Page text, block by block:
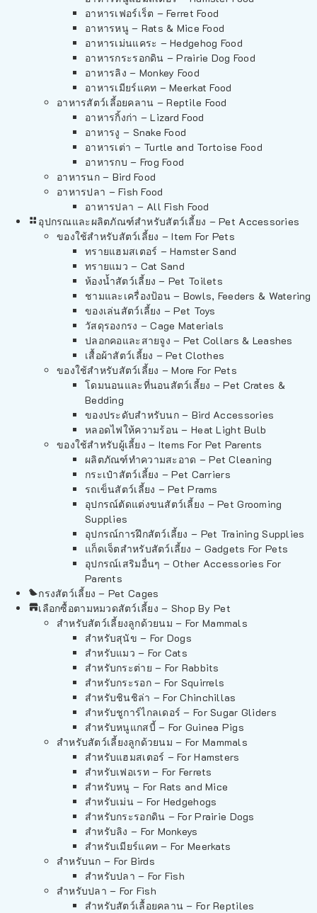
อาหารเฟอร์เร็ต – Ferret Food
อาหารหนู – Rats & Mice Food
อาหารเม่นแคระ – Hedgehog Food
อาหารกระรอกดิน – Prairie Dog Food
อาหารลิง – Monkey Food
อาหารเมียร์แคท – Meerkat Food
อาหารสัตว์เลี้อยคลาน – Reptile Food
อาหารกิ้งก่า – Lizard Food
อาหารงู – Snake Food
อาหารเต่า – Turtle and Tortoise Food
อาหารกบ – Frog Food
อาหารนก – Bird Food
อาหารปลา – Fish Food
อาหารปลา – All Fish Food
อุปกรณและผลิตภัณฑ์สำหรับสัตว์เลี้ยง – Pet Accessories
ของใช้สำหรับสัตว์เลี้ยง – Item For Pets
ทรายแฮมสเตอร์ – Hamster Sand
ทรายแมว – Cat Sand
ห้องน้ำสัตว์เลี้ยง – Pet Toilets
ชามและเครื่องป้อน – Bowls, Feeders & Watering
ของเล่นสัตว์เลี้ยง – Pet Toys
วัสดุรองกรง – Cage Materials
ปลอกคอและสายจูง – Pet Collars & Leashes
เสื้อผ้าสัตว์เลี้ยง – Pet Clothes
ของใช้สำหรับสัตว์เลี้ยง – More For Pets
โดมนอนและที่นอนสัตว์เลี้ยง – Pet Crates &
Bedding
ของประดับสำหรับนก – Bird Accessories
หลอดไฟให้ความร้อน – Heat Light Bulb
ของใช้สำหรับผู้เลี้ยง – Items For Pet Parents
ผลิตภัณฑ์ทำความสะอาด – Pet Cleaning
กระเป๋าสัตว์เลี้ยง – Pet Carriers
รถเข็นสัตว์เลี้ยง – Pet Prams
อุปกรณ์ตัดแต่งขนสัตว์เลี้ยง – Pet Grooming
Supplies
อุปกรณ์การฝึกสัตว์เลี้ยง – Pet Training Supplies
แก็ดเจ็ตสำหรับสัตว์เลี้ยง – Gadgets For Pets
อุปกรณ์เสริมอื่นๆ – Other Accessories For
Parents
กรงสัตว์เลี้ยง – Pet Cages
เลือกซื้อตามหมวดสัตว์เลี้ยง – Shop By Pet
สำหรับสัตว์เลี้ยงลูกด้วยนม – For Mammals
สำหรับสุนัข – For Dogs
สำหรับแมว – For Cats
สำหรับกระต่าย – For Rabbits
สำหรับกระรอก – For Squirrels
สำหรับชินชิล่า – For Chinchillas
สำหรับชูการ์ไกลเดอร์ – For Sugar Gliders
สำหรับหนูแกสบี้ – For Guinea Pigs
สำหรับสัตว์เลี้ยงลูกด้วยนม – For Mammals
สำหรับแฮมสเตอร์ – For Hamsters
สำหรับเฟอเรท – For Ferrets
สำหรับหนู – For Rats and Mice
สำหรับเม่น – For Hedgehogs
สำหรับกระรอกดิน – For Prairie Dogs
สำหรับลิง – For Monkeys
สำหรับเมียร์แคท – For Meerkats
สำหรับนก – For Birds
สำหรับปลา – For Fish
สำหรับปลา – For Fish
สำหรับสัตว์เลื้อยคลาน – For Reptiles